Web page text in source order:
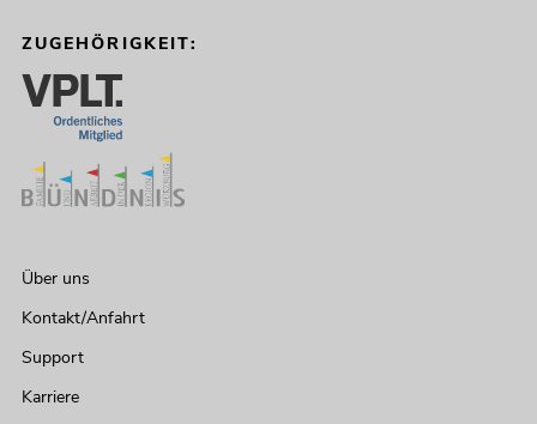
ZUGEHÖRIGKEIT:
Über uns
Kontakt/Anfahrt
Support
Karriere